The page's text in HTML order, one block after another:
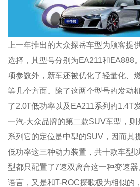
上一年推出的大众探岳车型为顾客提
选择，其型号分别为EA211和EA888
项参数外，新车还被优化了轻量化、
等几个方面。除了这两个型号的发动
了2.0T低功率以及EA211系列的1.4T
一汽-大众品牌的第二款SUV车型，则
系列它的定位是中型的SUV，因而其
低功率这三种动力装置，共十款车型
型都只配置了7速双离合这一种变速
语言，又是和T-ROC探歌极为相似的